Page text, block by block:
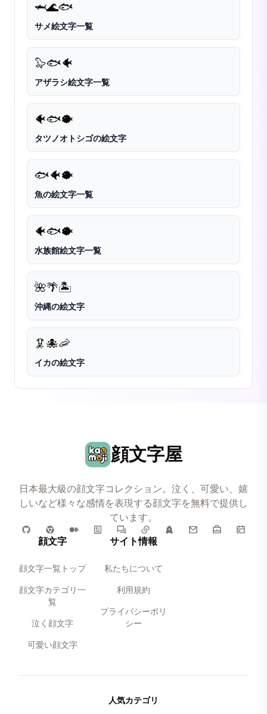
🦈🌊🐟
サメ絵文字一覧
🦭🐟🐠
アザラシ絵文字一覧
🐠🐟🐡
タツノオトシゴの絵文字
🐟🐠🐡
魚の絵文字一覧
🐠🐟🐡
水族館絵文字一覧
🌺🌴🏝️
沖縄の絵文字
🦑 🐙🦐
イカの絵文字
顔文字屋
日本最大級の顔文字コレクション。泣く、可愛い、嬉
しいなど様々な感情を表現する顔文字を無料で提供し
ています。
顔文字
顔文字一覧トップ
顔文字カテゴリ一
覧
泣く顔文字
可愛い顔文字
サイト情報
私たちについて
利用規約
プライバシーポリ
シー
人気カテゴリ